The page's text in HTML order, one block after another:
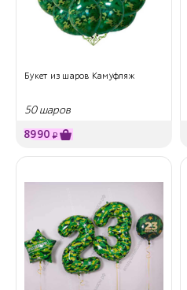
Букет из шаров Камуфляж
50 шаров
8990 ₽